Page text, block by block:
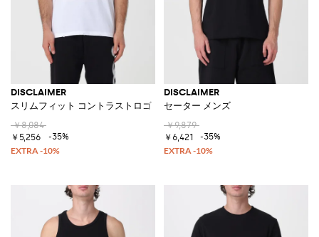
DISCLAIMER
スリムフィット コントラストロゴ コットンTシャツ
￥8,084
￥5,256
-35%
DISCLAIMER
セーター メンズ
￥9,879
￥6,421
-35%